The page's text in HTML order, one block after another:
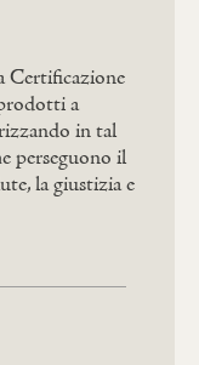
Certificazione
a
in tal
perseguono il
la giustizia e